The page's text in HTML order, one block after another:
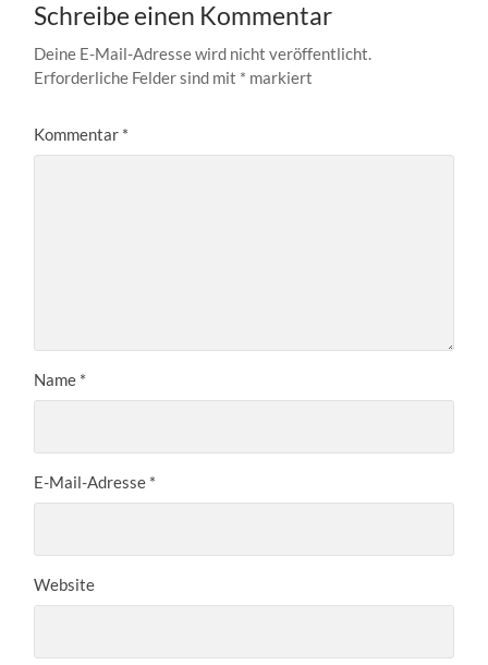
Schreibe einen Kommentar
Deine E-Mail-Adresse wird nicht veröffentlicht.
Erforderliche Felder sind mit * markiert
Kommentar *
Name *
E-Mail-Adresse *
Website